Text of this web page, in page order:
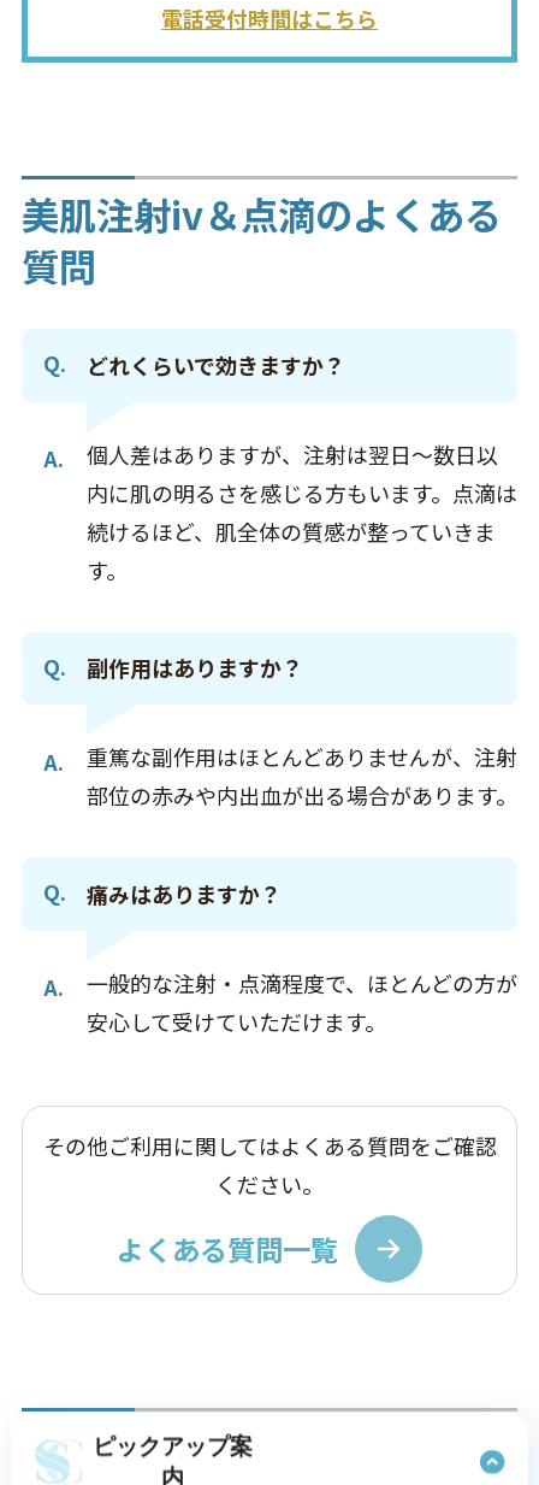
ピックアップ案
内
電話受付時間はこちら
美肌注射iv＆点滴のよくある
質問
どれくらいで効きますか？
個人差はありますが、注射は翌日～数日以
内に肌の明るさを感じる方もいます。点滴は
続けるほど、肌全体の質感が整っていきま
す。
副作用はありますか？
重篤な副作用はほとんどありませんが、注射
部位の赤みや内出血が出る場合があります。
痛みはありますか？
一般的な注射・点滴程度で、ほとんどの方が
安心して受けていただけます。
その他ご利用に関してはよくある質問をご確認
ください。
よくある質問一覧
副作用